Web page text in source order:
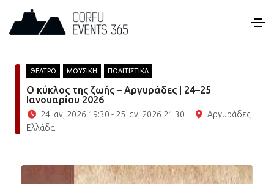
ΘΕΑΤΡΟ ΜΟΥΣΙΚΗ ΠΟΛΙΤΙΣΤΙΚΑ
Ο κύκλος της ζωής – Αργυράδες | 24–25
Ιανουαρίου 2026
24 Ιαν, 2026 19:30 - 25 Ιαν, 2026 21:30
Αργυράδες,
Ελλάδα